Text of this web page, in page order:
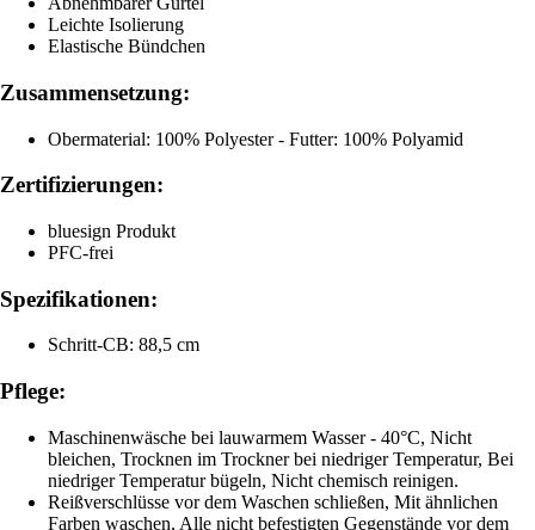
Leichte Isolierung
Elastische Bündchen
Zusammensetzung:
Obermaterial: 100% Polyester - Futter: 100% Polyamid
Zertifizierungen:
bluesign Produkt
PFC-frei
Spezifikationen:
Schritt-CB: 88,5 cm
Pflege:
Maschinenwäsche bei lauwarmem Wasser - 40°C, Nicht
bleichen, Trocknen im Trockner bei niedriger Temperatur, Bei
niedriger Temperatur bügeln, Nicht chemisch reinigen.
Reißverschlüsse vor dem Waschen schließen, Mit ähnlichen
Farben waschen, Alle nicht befestigten Gegenstände vor dem